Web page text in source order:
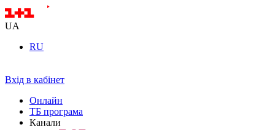
UA
RU
Вхід в кабінет
Онлайн
ТБ програма
Канали